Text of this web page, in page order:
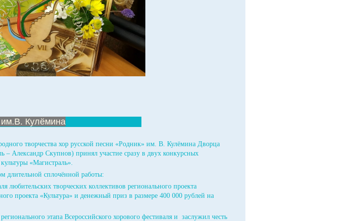
им.В. Кулёмина
творчества хор русской песни «Родник» им. В. Кулёмина Дворца
– Александр Скупнов) принял участие сразу в двух конкурсных
«Магистраль».
длительной сплочённой работы:
творческих коллективов регионального проекта
проекта «Культура» и денежный приз в размере 400 000 рублей на
этапа Всероссийского хорового фестиваля и заслужил честь